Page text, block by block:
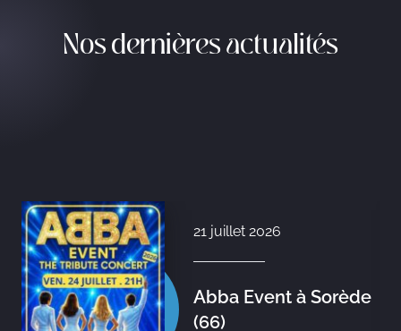
Nos dernières actualités
21 juillet 2026
Abba Event à Sorède
(66)